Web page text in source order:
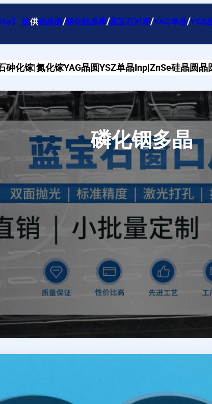
】 提供硅晶圆/碳化硅晶棒/蓝宝石衬底/YAG单晶/YSZ
砷化镓|氮化镓YAG晶圆YSZ单晶Inp|ZnSe硅晶圆晶
磷化铟多晶